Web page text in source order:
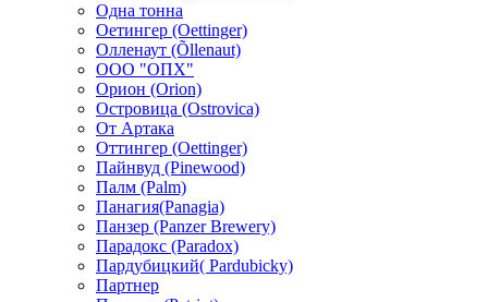
Одна тонна
Оетингер (Oettinger)
Олленаут (Õllenaut)
ООО "ОПХ"
Орион (Orion)
Островица (Ostrovica)
От Артака
Оттингер (Oettinger)
Пайнвуд (Pinewood)
Палм (Palm)
Панагия(Panagia)
Панзер (Panzer Brewery)
Парадокс (Paradox)
Пардубицкий( Pardubicky)
Партнер